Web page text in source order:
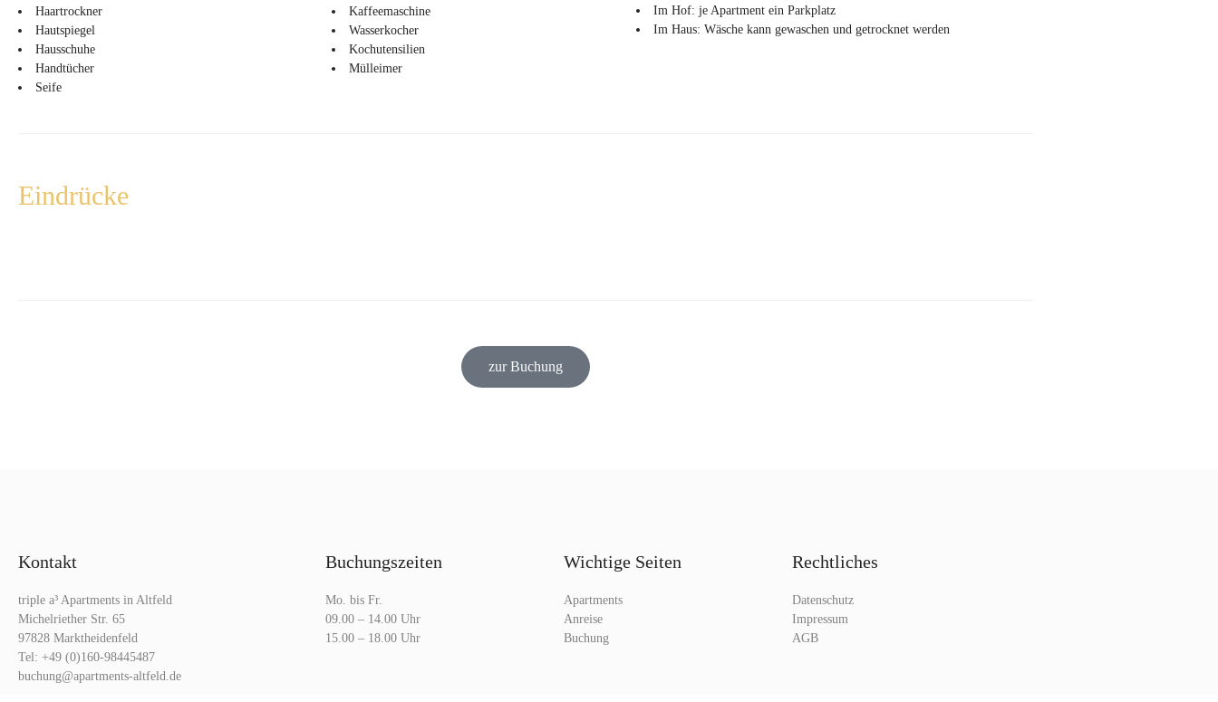
Haartrockner
Hautspiegel
Hausschuhe
Handtücher
Seife
Kaffeemaschine
Wasserkocher
Kochutensilien
Mülleimer
Im Hof: je Apartment ein Parkplatz
Im Haus: Wäsche kann gewaschen und getrocknet werden
Eindrücke
zur Buchung
Kontakt
triple a³ Apartments in Altfeld
Michelriether Str. 65
97828 Marktheidenfeld
Tel: +49 (0)160-98445487
buchung@apartments-altfeld.de
Buchungszeiten
Mo. bis Fr.
09.00 – 14.00 Uhr
15.00 – 18.00 Uhr
Wichtige Seiten
Apartments
Anreise
Buchung
Rechtliches
Datenschutz
Impressum
AGB